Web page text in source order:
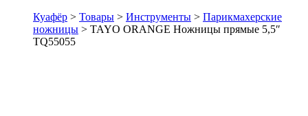
Куафёр > Товары > Инструменты > Парикмахерские
ножницы > TAYO ORANGE Ножницы прямые 5,5″
TQ55055